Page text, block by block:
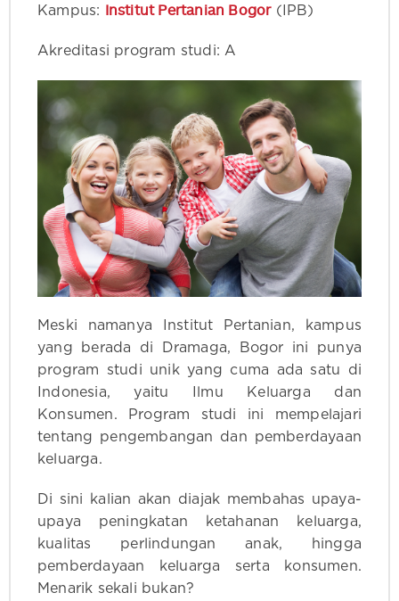
Kampus: Institut Pertanian Bogor(IPB)
Akreditasi program studi: A
Meski namanya Institut Pertanian, kampus
yang berada di Dramaga, Bogor ini punya
program studi unik yang cuma ada satu di
Indonesia, yaitu Ilmu Keluarga dan
Konsumen. Program studi ini mempelajari
tentang pengembangan dan pemberdayaan
keluarga.
Di sini kalian akan diajak membahas upaya-
upaya peningkatan ketahanan keluarga,
kualitas perlindungan anak, hingga
pemberdayaan keluarga serta konsumen.
Menarik sekali bukan?